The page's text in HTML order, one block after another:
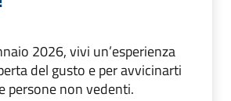
2026, vivi un’esperienza
del gusto e per avvicinarti
persone non vedenti.